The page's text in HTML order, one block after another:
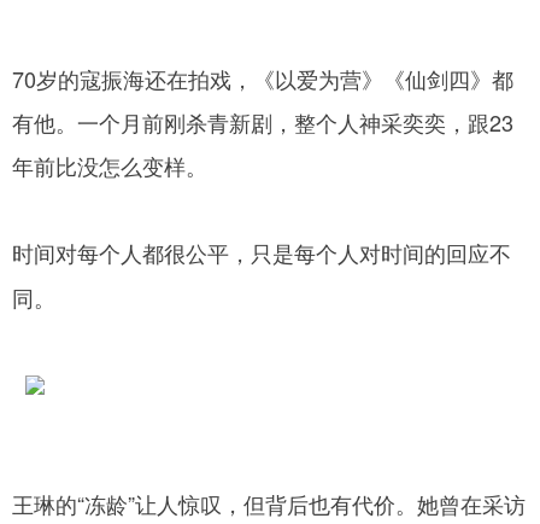
70岁的寇振海还在拍戏，《以爱为营》《仙剑四》都
有他。一个月前刚杀青新剧，整个人神采奕奕，跟23
年前比没怎么变样。
时间对每个人都很公平，只是每个人对时间的回应不
同。
王琳的“冻龄”让人惊叹，但背后也有代价。她曾在采访